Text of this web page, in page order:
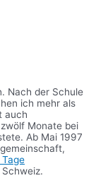
Nach der Schule
ich mehr als
auch
Monate bei
Ab Mai 1997